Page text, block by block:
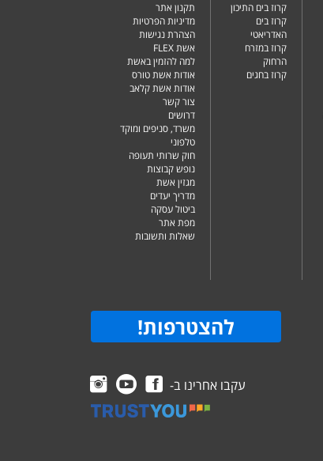
קרוז בים התיכון
קרוז בים
האדריאטי
קרוז במזרח
הרחוק
קרוז בחגים
תקנון אתר
מדיניות הפרטיות
הצהרת נגישות
אשת FLEX
למה להזמין באשת
אודות אשת טורס
אודות אשת קלאב
צור קשר
דרושים
משרד, סניפים ומוקד
טלפוני
חוק שרותי תעופה
נופש קבוצות
מגזין אשת
מדריך יעדים
ביטול עסקה
מפת אתר
שאלות ותשובות
להצטרפות!
עקבו אחרינו ב-